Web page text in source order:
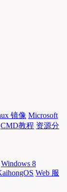
镜像 Microsoft
CMD教程 资源分
Windows 8
Web 服